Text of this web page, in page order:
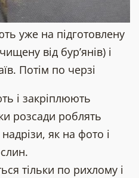
уже на підготовлену
від бур’янів) і
Потім по черзі
і закріплюють
розсади роблять
як на фото і
тільки по рихлому і